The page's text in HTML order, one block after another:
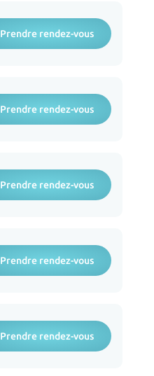
Prendre rendez-vous
Prendre rendez-vous
Prendre rendez-vous
Prendre rendez-vous
Prendre rendez-vous